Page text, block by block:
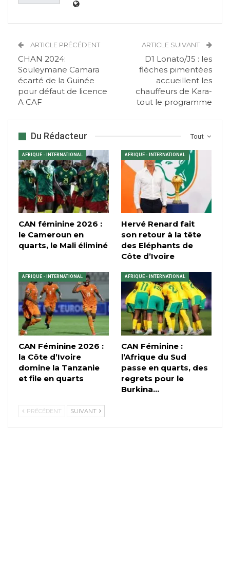
ARTICLE PRÉCÉDENT
CHAN 2024:
Souleymane Camara
écarté de la Guinée
pour défaut de licence
A CAF
ARTICLE SUIVANT
D1 Lonato/J5 : les
flèches pimentées
accueillent les
chauffeurs de Kara-
tout le programme
Tout
Du Rédacteur
AFRIQUE - INTERNATIONAL
CAN féminine 2026 :
le Cameroun en
quarts, le Mali éliminé
AFRIQUE - INTERNATIONAL
Hervé Renard fait
son retour à la tête
des Eléphants de
Côte d’Ivoire
AFRIQUE - INTERNATIONAL
CAN Féminine 2026 :
la Côte d’Ivoire
domine la Tanzanie
et file en quarts
AFRIQUE - INTERNATIONAL
CAN Féminine :
l’Afrique du Sud
passe en quarts, des
regrets pour le
Burkina…
PRÉCÉDENT SUIVANT